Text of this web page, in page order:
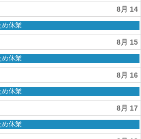
8月 14
め休業
8月 15
め休業
8月 16
め休業
8月 17
め休業